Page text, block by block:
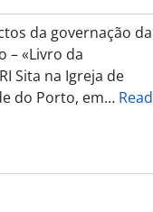
da governação da
– «Livro da
Sita na Igreja de
do Porto, em… Read